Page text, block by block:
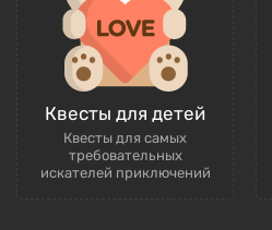
Квесты для детей
Квесты для самых
требовательных
искателей приключений